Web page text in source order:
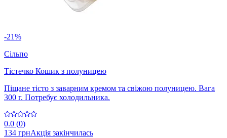
-21%
Сільпо
Тістечко Кошик з полуницею
Піщане тісто з заварним кремом та свіжою полуницею. Вага
300 г. Потребує холодильника.
0.0 (0)
134 грнАкція закінчилась